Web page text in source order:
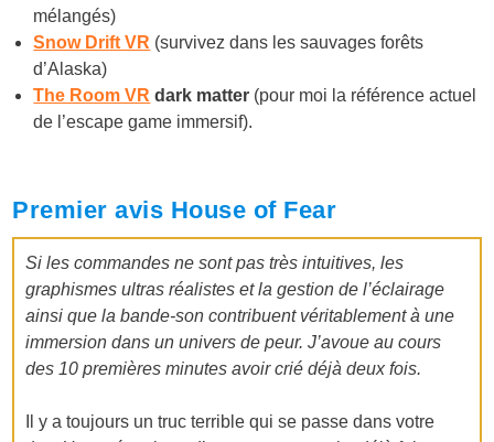
mélangés)
Snow Drift VR (survivez dans les sauvages forêts
d’Alaska)
The Room VR dark matter (pour moi la référence actuel
de l’escape game immersif)​.
Premier avis House of Fear
Si les commandes ne sont pas très intuitives, les
graphismes ultras réalistes et la gestion de l’éclairage
ainsi que la bande-son contribuent véritablement à une
immersion dans un univers de peur. J’avoue au cours
des 10 premières minutes avoir crié déjà deux fois.
Il y a toujours un truc terrible qui se passe dans votre